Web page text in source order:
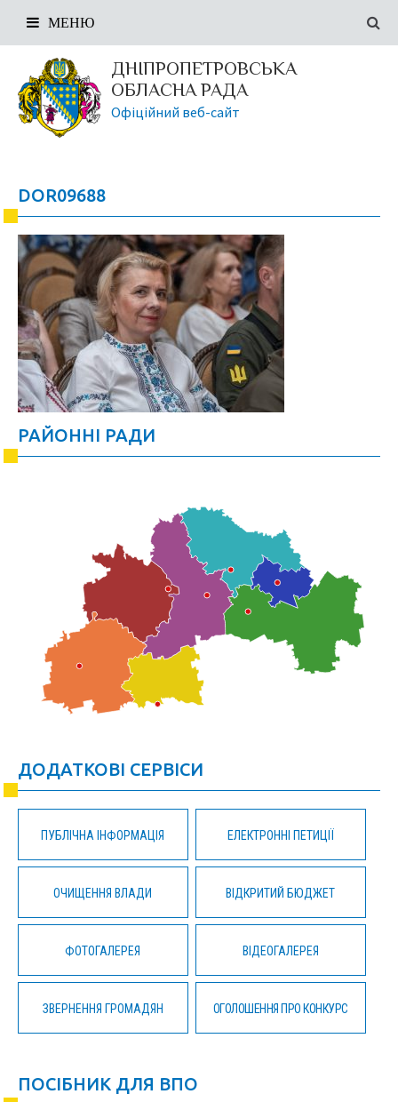
ДНІПРОПЕТРОВСЬКА
ОБЛАСНА РАДА
Офіційний веб-сайт
МЕНЮ
DOR09688
РАЙОННІ РАДИ
ДОДАТКОВІ СЕРВІСИ
ПУБЛІЧНА ІНФОРМАЦІЯ ЕЛЕКТРОННІ ПЕТИЦІЇ
ОЧИЩЕННЯ ВЛАДИ ВІДКРИТИЙ БЮДЖЕТ
ФОТОГАЛЕРЕЯ ВІДЕОГАЛЕРЕЯ
ЗВЕРНЕННЯ ГРОМАДЯН ОГОЛОШЕННЯ ПРО КОНКУРС
ПОСІБНИК ДЛЯ ВПО